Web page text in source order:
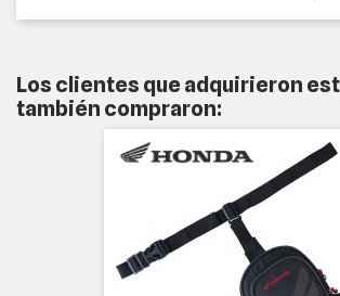
Los clientes que adquirieron
también compraron: